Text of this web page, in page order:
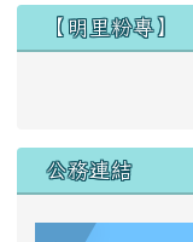
左邊區域內容
【明里粉專】
公務連結